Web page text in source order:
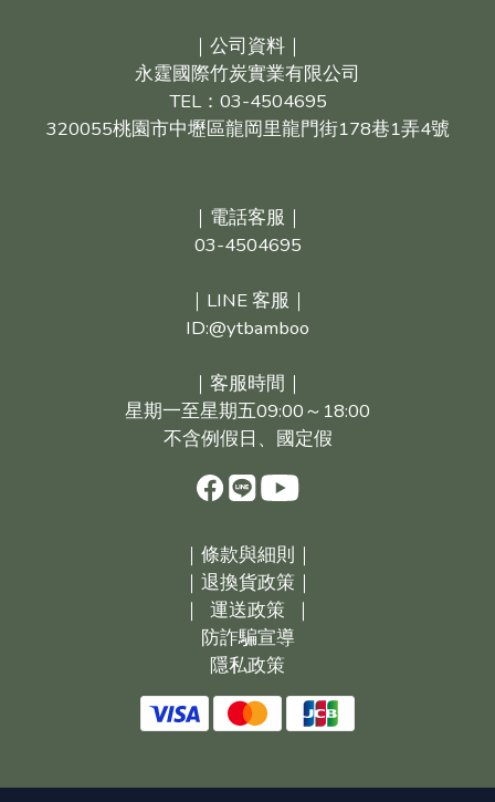
｜公司資料｜
永霆國際竹炭實業有限公司
TEL：03-4504695
320055桃園市中壢區龍岡里龍門街178巷1弄4號
｜電話客服｜
03-4504695
｜LINE 客服｜
ID:@ytbamboo
｜客服時間｜
星期一至星期五09:00～18:00
不含例假日、國定假
｜ 條款與細則｜
｜ 退換貨政策｜
｜ 運送政策 ｜
防詐騙宣導
隱私政策